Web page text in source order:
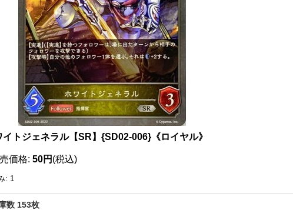
イトジェネラル【SR】{SD02-006}《ロイヤル》
価格: 50円 (税込)
: 1
数 153枚